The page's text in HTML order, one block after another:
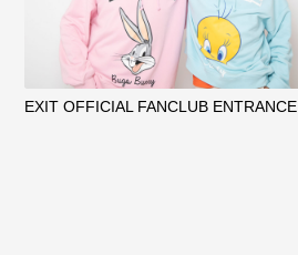
EXIT OFFICIAL FANCLUB ENTRANCE